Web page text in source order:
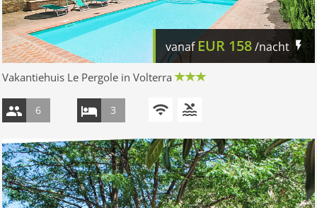
vanafEUR 158/nacht
Vakantiehuis Le Pergole in Volterra
6 3